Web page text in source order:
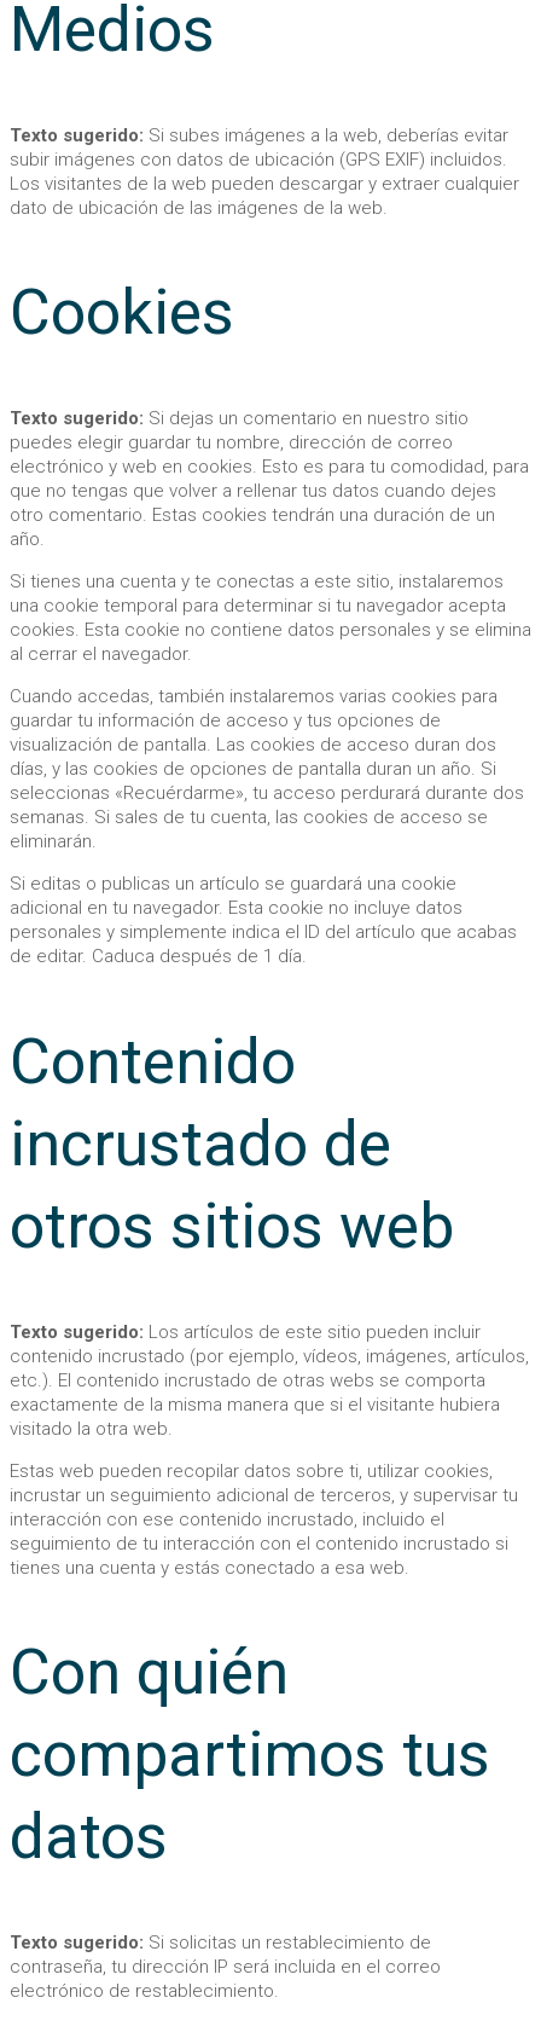
Medios
Texto sugerido: Si subes imágenes a la web, deberías evitar
subir imágenes con datos de ubicación (GPS EXIF) incluidos.
Los visitantes de la web pueden descargar y extraer cualquier
dato de ubicación de las imágenes de la web.
Cookies
Texto sugerido: Si dejas un comentario en nuestro sitio
puedes elegir guardar tu nombre, dirección de correo
electrónico y web en cookies. Esto es para tu comodidad, para
que no tengas que volver a rellenar tus datos cuando dejes
otro comentario. Estas cookies tendrán una duración de un
año.
Si tienes una cuenta y te conectas a este sitio, instalaremos
una cookie temporal para determinar si tu navegador acepta
cookies. Esta cookie no contiene datos personales y se elimina
al cerrar el navegador.
Cuando accedas, también instalaremos varias cookies para
guardar tu información de acceso y tus opciones de
visualización de pantalla. Las cookies de acceso duran dos
días, y las cookies de opciones de pantalla duran un año. Si
seleccionas «Recuérdarme», tu acceso perdurará durante dos
semanas. Si sales de tu cuenta, las cookies de acceso se
eliminarán.
Si editas o publicas un artículo se guardará una cookie
adicional en tu navegador. Esta cookie no incluye datos
personales y simplemente indica el ID del artículo que acabas
de editar. Caduca después de 1 día.
Contenido
incrustado de
otros sitios web
Texto sugerido: Los artículos de este sitio pueden incluir
contenido incrustado (por ejemplo, vídeos, imágenes, artículos,
etc.). El contenido incrustado de otras webs se comporta
exactamente de la misma manera que si el visitante hubiera
visitado la otra web.
Estas web pueden recopilar datos sobre ti, utilizar cookies,
incrustar un seguimiento adicional de terceros, y supervisar tu
interacción con ese contenido incrustado, incluido el
seguimiento de tu interacción con el contenido incrustado si
tienes una cuenta y estás conectado a esa web.
Con quién
compartimos tus
datos
Texto sugerido: Si solicitas un restablecimiento de
contraseña, tu dirección IP será incluida en el correo
electrónico de restablecimiento.